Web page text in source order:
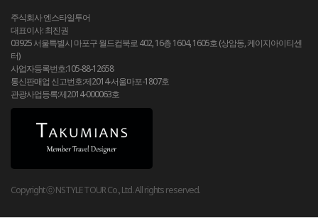
주식회사 엔스타일투어
대표이사: 최진권
03925 서울특별시 마포구 월드컵북로 402, 16층 1604, 1605호 (상암동, 케이지아이티센
터)
사업자등록번호:105-88-12658
통신판매업 신고번호:제2014-서울마포-1807호
관광사업등록:제2014-000063호
Copyright ⓒ NSTYLE TOUR Co., Ltd. All rights reserved.